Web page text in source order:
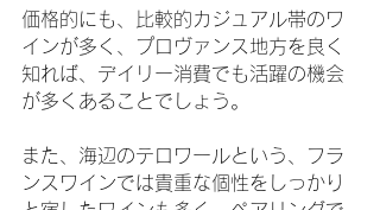
価格的にも、比較的カジュアル帯のワ
インが多く、プロヴァンス地方を良く
知れば、デイリー消費でも活躍の機会
が多くあることでしょう。
また、海辺のテロワールという、フラ
ンスワインでは貴重な個性をしっかり